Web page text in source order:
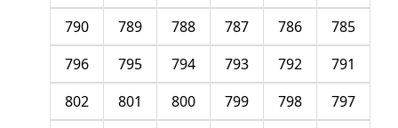
785
786
787
788
789
790
791
792
793
794
795
796
797
798
799
800
801
802